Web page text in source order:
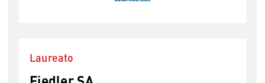
Laureato